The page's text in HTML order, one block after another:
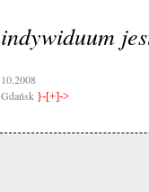
indywiduum
10.2008
Gdańsk }-[+]->